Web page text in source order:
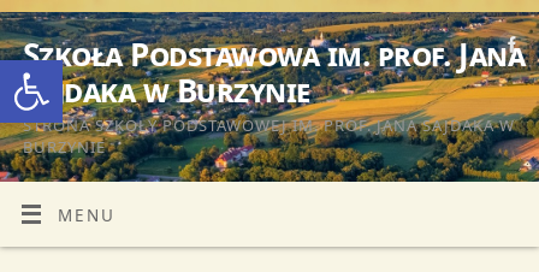
Otwórz pasek narzędzi
Szkoła Podstawowa im. prof. Jana
Sajdaka w Burzynie
STRONA SZKOŁY PODSTAWOWEJ IM. PROF. JANA SAJDAKA W
BURZYNIE
MENU